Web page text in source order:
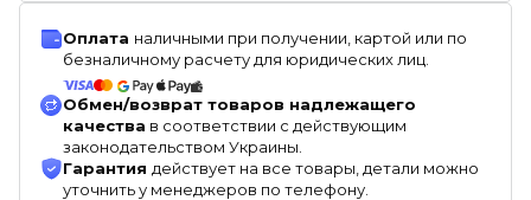
Оплата наличными при получении, картой или по
безналичному расчету для юридических лиц.
Обмен/возврат товаров надлежащего
качества в соответствии с действующим
законодательством Украины.
Гарантия действует на все товары, детали можно
уточнить у менеджеров по телефону.